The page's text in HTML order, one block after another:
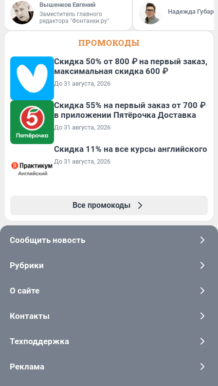
Вышенков Евгений
Заместитель главного
редактора "Фонтанки.ру"
Надежда Губарь
ПРОМОКОДЫ
Скидка 50% от 800 ₽ на первый заказ,
максимальная скидка 600 ₽
До 31 августа, 2026
Скидка 55% на первый заказ от 700 ₽
в приложении Пятёрочка Доставка
До 31 августа, 2026
Скидка 11% на все курсы английского
До 31 августа, 2026
Все промокоды
Сообщить новость
Рубрики
О сайте
Контакты
Техподдержка
Реклама